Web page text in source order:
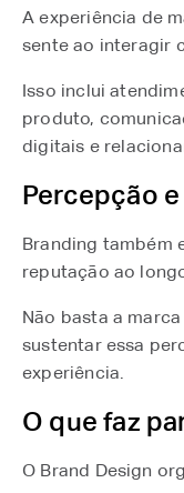
A experiência de
sente ao interagir
Isso inclui
produto,
digitais e
Percepção
Branding também
reputação ao
Não basta a
sustentar essa
experiência.
O que faz
O Brand Design